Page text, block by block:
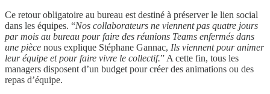
Ce retour obligatoire au bureau est destiné à préserver le lien social
dans les équipes. “Nos collaborateurs ne viennent pas quatre jours
par mois au bureau pour faire des réunions Teams enfermés dans
une pièce nous explique Stéphane Gannac, Ils viennent pour animer
leur équipe et pour faire vivre le collectif.” A cette fin, tous les
managers disposent d’un budget pour créer des animations ou des
repas d’équipe.